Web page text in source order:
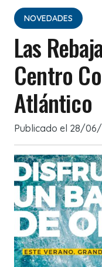
NOVEDADES
Las
Centro
Atlántico
Publicado el 28/06/